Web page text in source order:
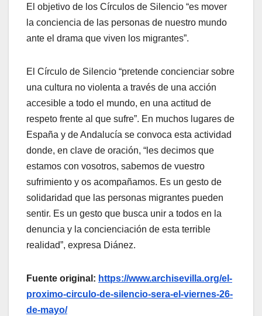
El objetivo de los Círculos de Silencio “es mover
la conciencia de las personas de nuestro mundo
ante el drama que viven los migrantes”.
El Círculo de Silencio “pretende concienciar sobre
una cultura no violenta a través de una acción
accesible a todo el mundo, en una actitud de
respeto frente al que sufre”. En muchos lugares de
España y de Andalucía se convoca esta actividad
donde, en clave de oración, “les decimos que
estamos con vosotros, sabemos de vuestro
sufrimiento y os acompañamos. Es un gesto de
solidaridad que las personas migrantes pueden
sentir. Es un gesto que busca unir a todos en la
denuncia y la concienciación de esta terrible
realidad”, expresa Diánez.
Fuente original: https://www.archisevilla.org/el-
proximo-circulo-de-silencio-sera-el-viernes-26-
de-mayo/